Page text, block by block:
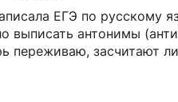
ЕГЭ по русскому
выписать антонимы
переживаю, засчитают